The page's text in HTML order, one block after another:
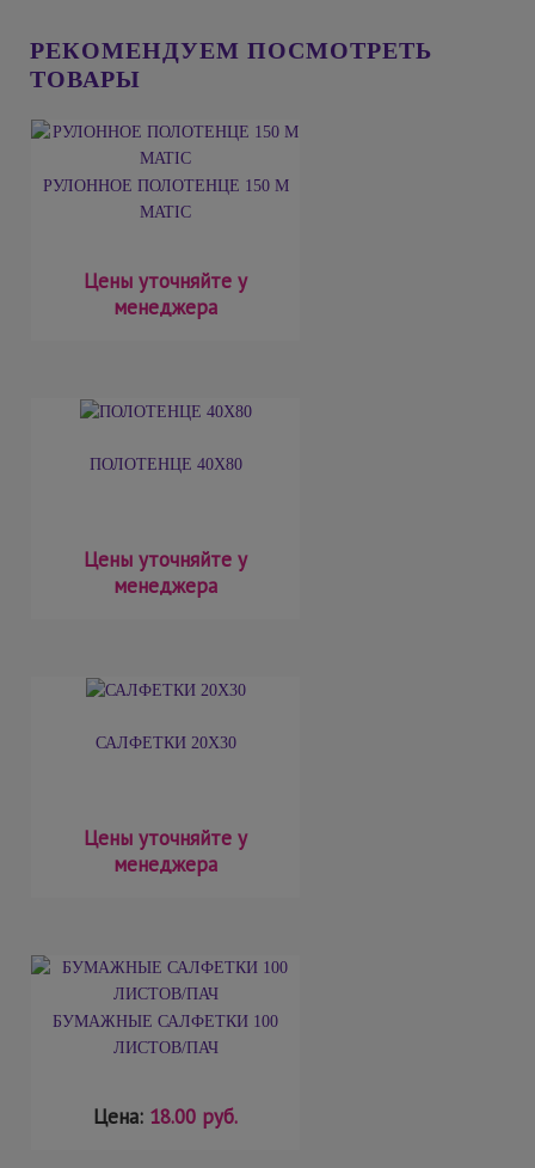
РЕКОМЕНДУЕМ ПОСМОТРЕТЬ
ТОВАРЫ
РУЛОННОЕ ПОЛОТЕНЦЕ 150 М
MATIC
Цены уточняйте у
менеджера
ПОЛОТЕНЦЕ 40Х80
Цены уточняйте у
менеджера
САЛФЕТКИ 20Х30
Цены уточняйте у
менеджера
БУМАЖНЫЕ САЛФЕТКИ 100
ЛИСТОВ/ПАЧ
Цена: 18.00 руб.